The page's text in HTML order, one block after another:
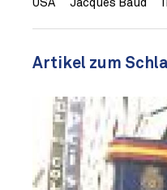
USA Jacques Baud
Artikel zum